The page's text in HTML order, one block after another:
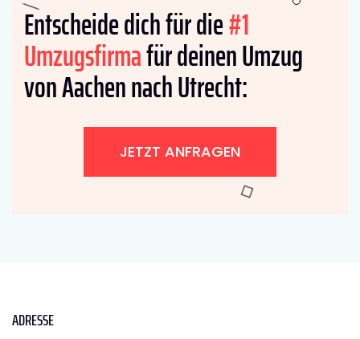
Entscheide dich für die#1
Umzugsfirmafür deinen Umzug
von Aachen nach Utrecht:
JETZT ANFRAGEN
ADRESSE